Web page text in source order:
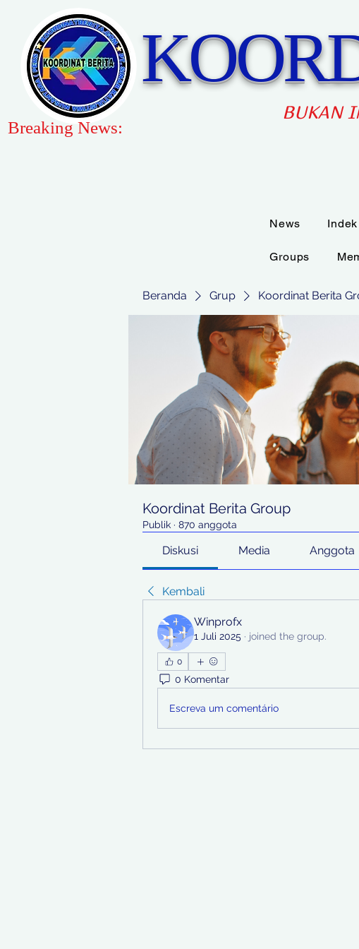
BUKAN
Breaking News:
Beranda Grup Koordinat Berita
Koordinat Berita Group
Publik · 870 anggota
Diskusi Media Anggota
Kembali
Winprofx
1 Juli 2025 · joined the group.
0
0 Komentar
Escreva um comentário
News Indek
Groups